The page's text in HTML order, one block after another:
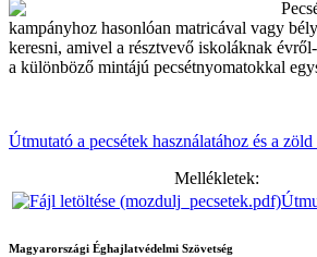
kampányhoz hasonlóan matricával vagy
keresni, amivel a résztvevő iskoláknak
a különböző mintájú pecsétnyomatokkal
Útmutató a pecsétek használatához és a
Mellékletek:
Magyarországi Éghajlatvédelmi Szövetség